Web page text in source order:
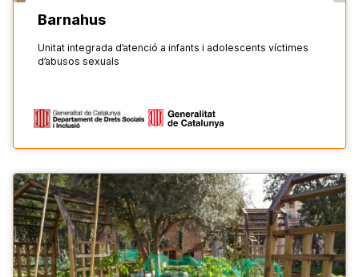
Barnahus
Unitat integrada d’atenció a infants i adolescents víctimes
d’abusos sexuals